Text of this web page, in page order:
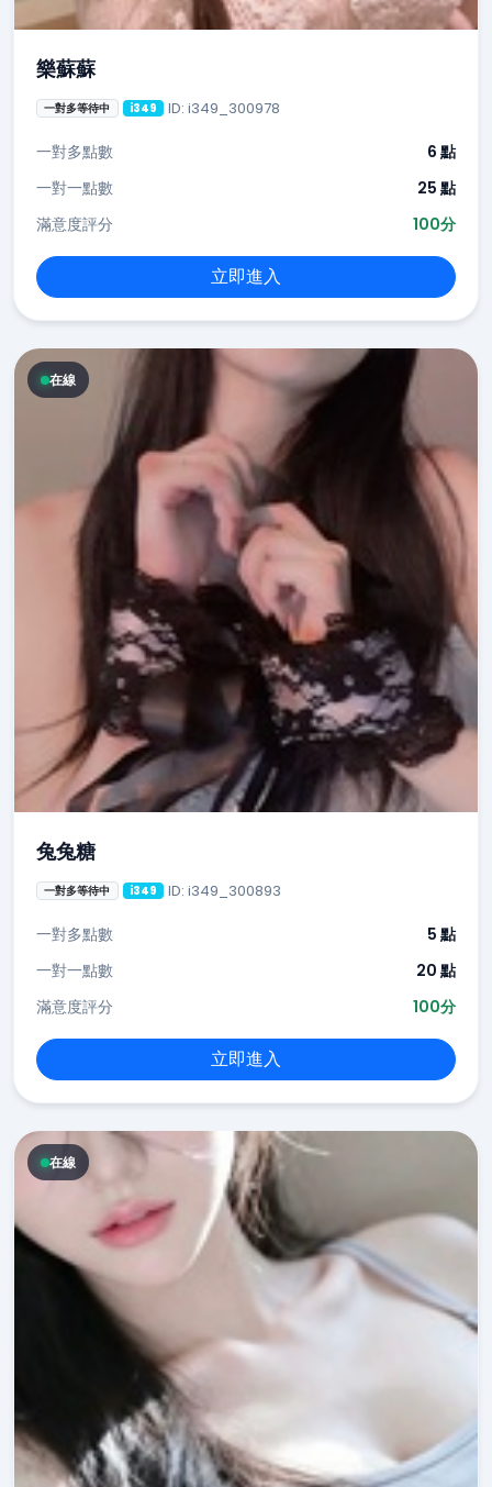
樂蘇蘇
一對多等待中 i349 ID: i349_300978
一對多點數
6 點
一對一點數
25 點
滿意度評分
100分
立即進入
在線
兔兔糖
一對多等待中 i349 ID: i349_300893
一對多點數
5 點
一對一點數
20 點
滿意度評分
100分
立即進入
在線